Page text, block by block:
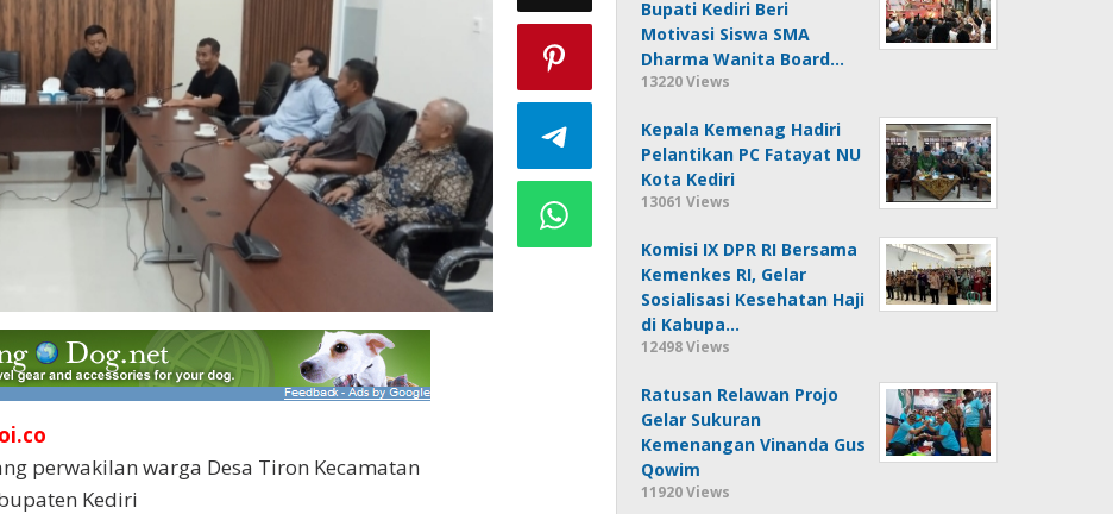
perwakilan warga Desa Tiron Kecamatan
Kediri
Bupati Kediri Beri
Motivasi Siswa SMA
Dharma Wanita Board…
13220 Views
Kepala Kemenag Hadiri
Pelantikan PC Fatayat NU
Kota Kediri
13061 Views
Komisi IX DPR RI Bersama
Kemenkes RI, Gelar
Sosialisasi Kesehatan Haji
di Kabupa…
12498 Views
Ratusan Relawan Projo
Gelar Sukuran
Kemenangan Vinanda Gus
Qowim
11920 Views